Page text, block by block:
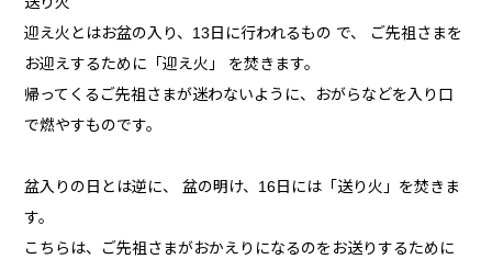
迎え火とはお盆の入り、13日に行われるもの で、 ご先祖さまを
お迎えするために「迎え火」 を焚きます。
帰ってくるご先祖さまが迷わないように、おがらなどを入り口
で燃やすものです。
盆入りの日とは逆に、 盆の明け、16日には「送り火」を焚きま
す。
こちらは、ご先祖さまがおかえりになるのをお送りするために